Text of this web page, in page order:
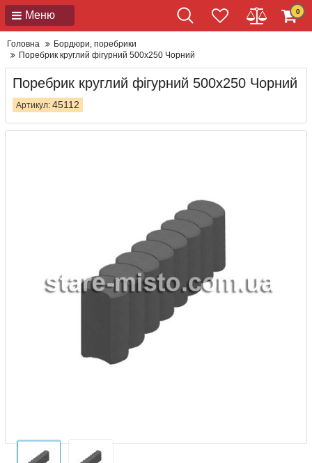
Меню 0
Головна
Бордюри, поребрики
Поребрик круглий фігурний 500x250 Чорний
Поребрик круглий фігурний 500x250 Чорний
Артикул: 45112